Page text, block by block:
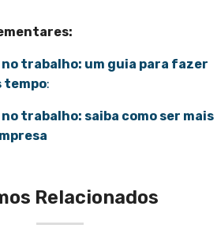
trabalho: um guia para fazer
tempo:
trabalho: saiba como ser mais
Relacionados